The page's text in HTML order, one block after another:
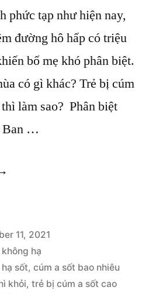
phức tạp như hiện nay,
đường hô hấp có triệu
bố mẹ khó phân biệt.
có gì khác? Trẻ bị cúm
làm sao? Phân biệt
Ban …
11, 2021
hạ
sốt, cúm a sốt bao nhiêu
khỏi, trẻ bị cúm a sốt cao